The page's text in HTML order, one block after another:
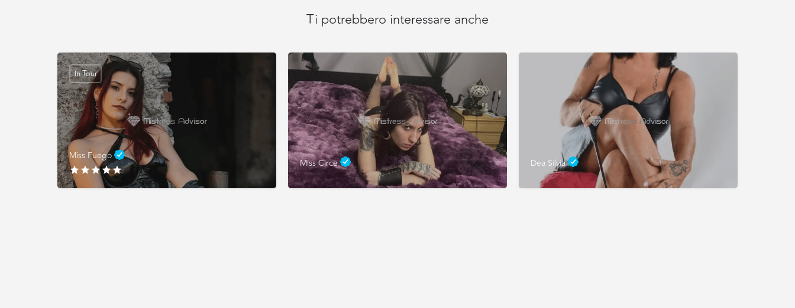
Ti potrebbero interessare anche
Miss Fuego
In Tour
Miss Circe Dea Silvia